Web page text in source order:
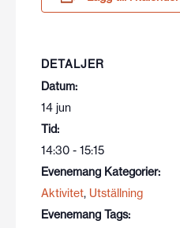
DETALJER
Datum:
14 jun
Tid:
14:30 - 15:15
Evenemang Kategorier:
Aktivitet, Utställning
Evenemang Tags: